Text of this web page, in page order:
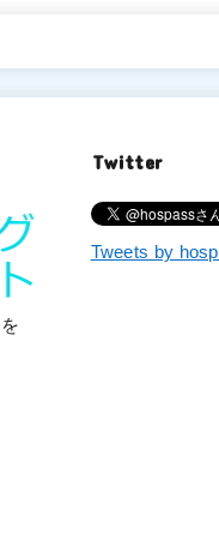
Twitter
Tweets by